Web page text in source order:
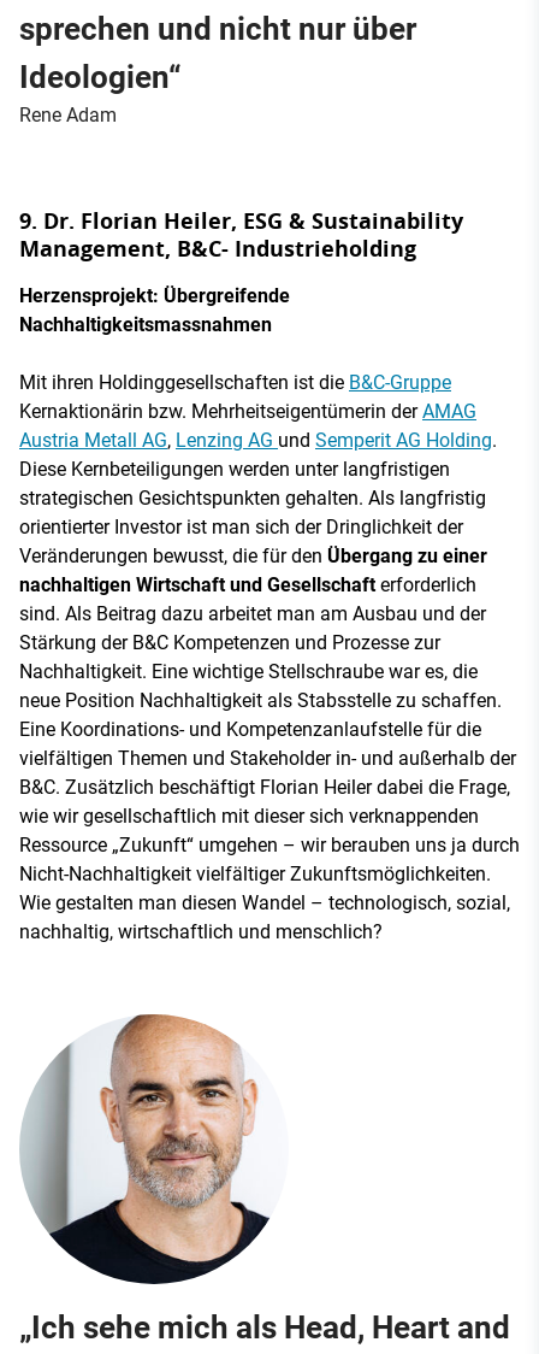
sprechen und nicht nur über
Ideologien“
Rene Adam
9. Dr. Florian Heiler, ESG & Sustainability
Management, B&C- Industrieholding
Herzensprojekt: Übergreifende
Nachhaltigkeitsmassnahmen
Mit ihren Holdinggesellschaften ist die B&C-Gruppe
Kernaktionärin bzw. Mehrheitseigentümerin derAMAG
Austria Metall AG, Lenzing AG und Semperit AG Holding.
Diese Kernbeteiligungen werden unter langfristigen
strategischen Gesichtspunkten gehalten. Als langfristig
orientierter Investor ist man sich der Dringlichkeit der
Veränderungen bewusst, die für den Übergang zu einer
nachhaltigen Wirtschaft und Gesellschafterforderlich
sind. Als Beitrag dazu arbeitet man am Ausbau und der
Stärkung der B&C Kompetenzen und Prozesse zur
Nachhaltigkeit. Eine wichtige Stellschraube war es, die
neue Position Nachhaltigkeit als Stabsstelle zu schaffen.
Eine Koordinations- und Kompetenzanlaufstelle für die
vielfältigen Themen und Stakeholder in- und außerhalb der
B&C. Zusätzlich beschäftigt Florian Heiler dabei die Frage,
wie wir gesellschaftlich mit dieser sich verknappenden
Ressource „Zukunft“ umgehen – wir berauben uns ja durch
Nicht-Nachhaltigkeit vielfältiger Zukunftsmöglichkeiten.
Wie gestalten man diesen Wandel – technologisch, sozial,
nachhaltig, wirtschaftlich und menschlich?
„Ich sehe mich als Head, Heart and